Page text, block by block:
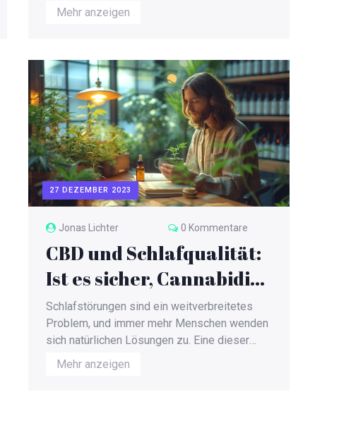
wirkt, welche Dosen sinnvoll sind und warum
Experten von regelmäßiger Nutzung abraten.
Mehr anzeigen
27 DEZEMBER 2023
Jonas Lichter 0 Kommentare
CBD und Schlafqualität:
Ist es sicher, Cannabidiol
zu nutzen?
Schlafstörungen sind ein weitverbreitetes
Problem, und immer mehr Menschen wenden
sich natürlichen Lösungen zu. Eine dieser
Lösungen könnte CBD sein, ein nicht
psychoaktiver Bestandteil von Cannabis. In
Mehr anzeigen